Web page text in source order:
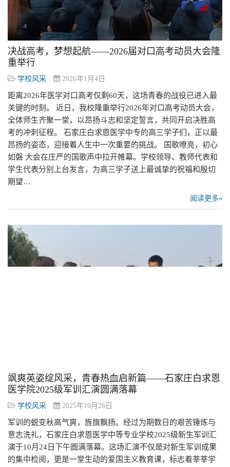
决战高考，梦想起航——2026届对口高考动员大会隆
重举行
学校风采 2026年1月4日
距离2026年医学对口高考仅剩60天，这场青春的战役已进入最
关键的时刻。 近日，我校隆重举行2026年对口高考动员大会，
全体师生齐聚一堂，以昂扬斗志和坚定誓言，共同开启决胜高
考的冲刺征程。 石家庄白求恩医学中专的高三学子们，正以最
昂扬的姿态，迎接着人生中一次重要的挑战。 国歌嘹亮，初心
如磐 大会在庄严的国歌声中拉开帷幕。学校领导、教师代表和
学生代表分别上台发言，为高三学子送上最诚挚的祝福和殷切
期望…
阅读更多»
飒爽英姿绽风采，青春热血启新篇——石家庄白求恩
医学院2025级军训汇演圆满落幕
学校风采 2025年10月26日
军训的蜕变秋高气爽，旌旗飘扬。经过为期数日的艰苦锤炼与
意志洗礼，石家庄白求恩医学中等专业学校2025级新生军训汇
演于10月24日下午圆满落幕。这场汇演不仅是对新生军训成果
的集中检阅，更是一堂生动的爱国主义教育课，标志着莘莘学